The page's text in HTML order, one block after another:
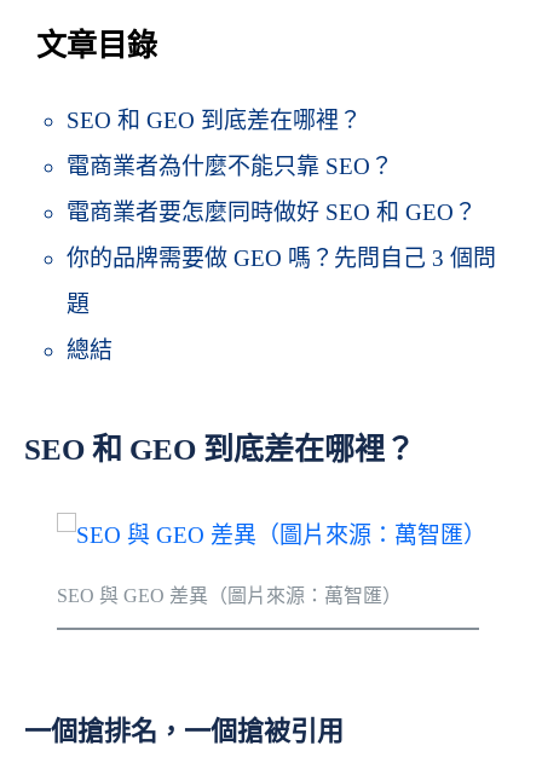
文章目錄
SEO 和 GEO 到底差在哪裡？
電商業者為什麼不能只靠 SEO？
電商業者要怎麼同時做好 SEO 和 GEO？
你的品牌需要做 GEO 嗎？先問自己 3 個問
題
總結
SEO 和 GEO 到底差在哪裡？
SEO 與 GEO 差異（圖片來源：萬智匯）
一個搶排名，一個搶被引用